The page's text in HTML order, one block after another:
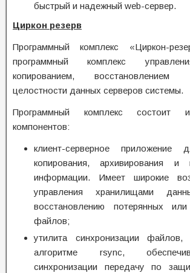
быстрый и надежный web-сервер.
Циркон резерв
Программный комплекс «Циркон-
программный комплекс
копированием,
целостности данных серверов системы.
Программный комплекс состоит
компонентов:
клиент-серверное приложение
копирования, архивирования и
информации. Имеет широкие
управления хранилищами
восстановлению потерянных
файлов;
утилита синхронизации файлов,
алгоритме rsync,
синхронизации передачу по